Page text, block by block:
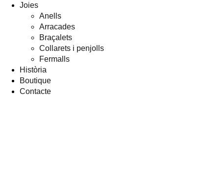
Joies
Anells
Arracades
Braçalets
Collarets i penjolls
Fermalls
Història
Boutique
Contacte